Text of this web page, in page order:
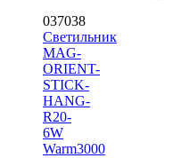
037038
Светильник
MAG-
ORIENT-
STICK-
HANG-
R20-
6W
Warm3000